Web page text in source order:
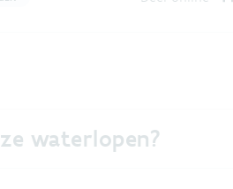
waterlopen?